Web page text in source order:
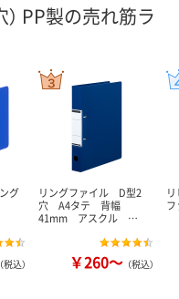
PP製の売れ筋ラ
グ
（税込）
リングファイル D型2
穴 A4タテ 背幅
41mm アスクル …
￥260～ （税込）